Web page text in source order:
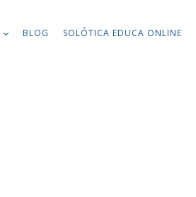
BLOG SOLÓTICA EDUCA ONLINE